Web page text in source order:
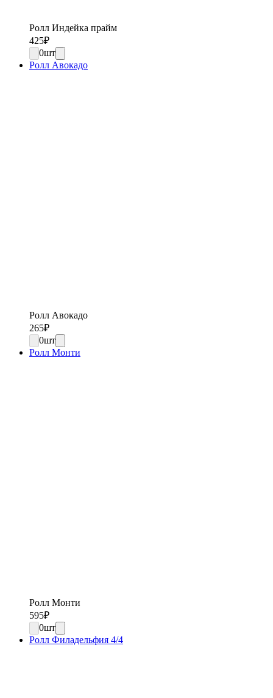
Ролл Индейка прайм
425₽
0шт
Ролл Авокадо
Ролл Авокадо
265₽
0шт
Ролл Монти
Ролл Монти
595₽
0шт
Ролл Филадельфия 4/4